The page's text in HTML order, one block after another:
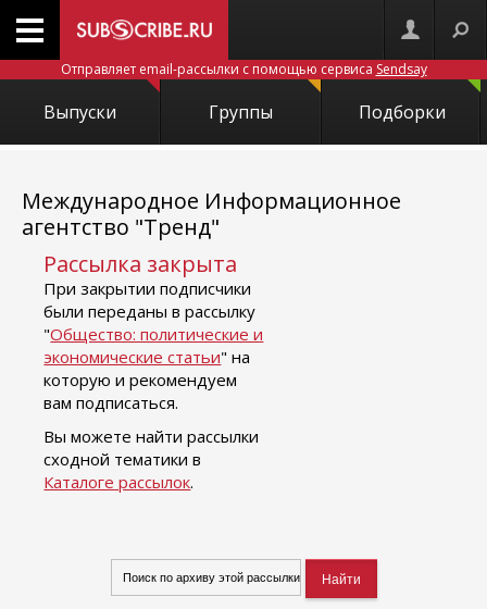
Отправляет email-рассылки с помощью сервиса Sendsay
Выпуски Группы Подборки
Международное Информационное
агентство "Тренд"
Рассылка закрыта
При закрытии подписчики
были переданы в рассылку
"Общество: политические и
экономические статьи" на
которую и рекомендуем
вам подписаться.
Вы можете найти рассылки
сходной тематики в
Каталоге рассылок.